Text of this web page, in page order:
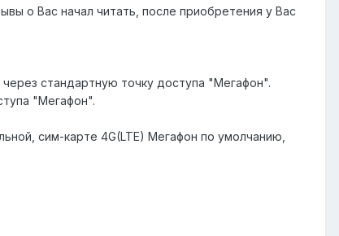
о Вас начал читать, после приобретения у Вас
стандартную точку доступа "Мегафон".
"Мегафон".
сим-карте 4G(LTE) Мегафон по умолчанию,